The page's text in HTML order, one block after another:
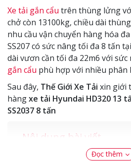
Xe tải gắn cẩu trên thùng lửng
chở còn 13100kg, chiều dài
nhu cầu vận chuyển hàng hóa
SS207 có sức nâng tối đa 8 tấn
dài vươn cần tối đa 22m6 với sức
gắn cẩu phù hợp với nhiều phân
Sau đây, Thế Giới Xe Tải xin giới
hàngxe tải Hyundai HD320 13
SS2037 8 tấn
Nội dung bài viết
Đọc thêm